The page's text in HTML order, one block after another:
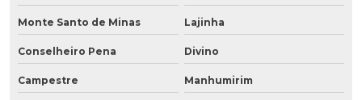
Monte Santo de Minas Lajinha
Conselheiro Pena Divino
Campestre Manhumirim